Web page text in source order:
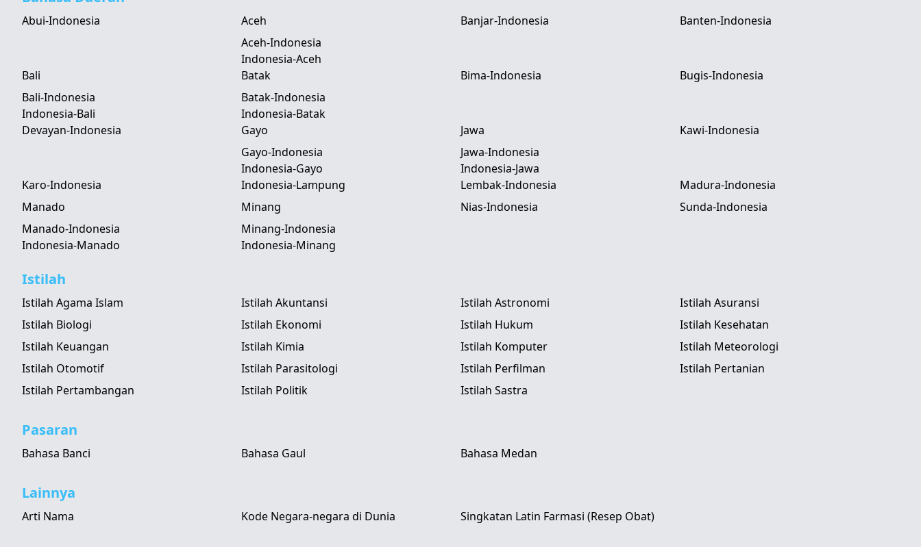
Abui-Indonesia
Aceh
Aceh-Indonesia
Indonesia-Aceh
Banjar-Indonesia Banten-Indonesia
Bali
Bali-Indonesia
Indonesia-Bali
Batak
Batak-Indonesia
Indonesia-Batak
Bima-Indonesia Bugis-Indonesia
Devayan-Indonesia
Gayo
Gayo-Indonesia
Indonesia-Gayo
Jawa
Jawa-Indonesia
Indonesia-Jawa
Kawi-Indonesia
Karo-Indonesia Indonesia-Lampung Lembak-Indonesia
Madura-Indonesia
Manado
Manado-Indonesia
Indonesia-Manado
Minang
Minang-Indonesia
Indonesia-Minang
Nias-Indonesia Sunda-Indonesia
Istilah
Istilah Agama Islam Istilah Akuntansi Istilah Astronomi
Istilah Asuransi
Istilah Biologi
Istilah Ekonomi Istilah Hukum
Istilah Kesehatan
Istilah Keuangan
Istilah Kimia Istilah Komputer
Istilah Meteorologi
Istilah Otomotif
Istilah Parasitologi Istilah Perfilman
Istilah Pertanian
Istilah Pertambangan
Istilah Politik Istilah Sastra
Pasaran
Bahasa Banci Bahasa Gaul Bahasa Medan
Lainnya
Arti Nama Kode Negara-negara di Dunia Singkatan Latin Farmasi (Resep Obat)